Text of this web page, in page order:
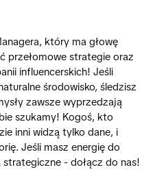
który ma głowę
przełomowe strategie oraz
influencerskich! Jeśli
środowisko, śledzisz
zawsze wyprzedzają
szukamy! Kogoś, kto
inni widzą tylko dane, i
Jeśli masz energię do
strategiczne - dołącz do nas!